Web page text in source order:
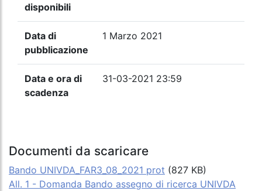
disponibili
Data di
pubblicazione
1 Marzo 2021
Data e ora di
scadenza
31-03-2021 23:59
Documenti da scaricare
Bando UNIVDA_FAR3_08_2021 prot (827 KB)
All. 1 - Domanda Bando assegno di ricerca UNIVDA